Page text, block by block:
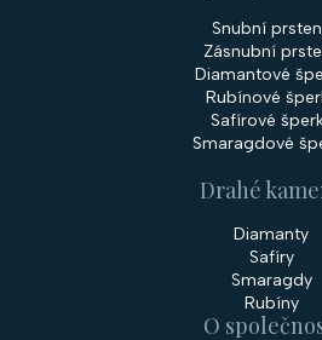
Snubní
Zásnubní
Diamantové
Rubínové
Safírové
Smaragdové
Drahé
Diamanty
Safíry
Smaragdy
Rubíny
O